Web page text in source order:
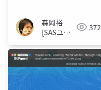
森岡裕
[SASユー
話人]
372